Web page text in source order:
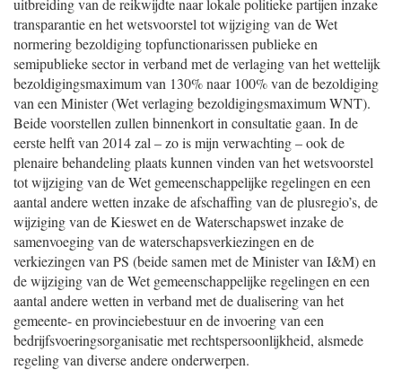
uitbreiding van de reikwijdte naar lokale politieke partijen inzake
transparantie en het wetsvoorstel tot wijziging van de Wet
normering bezoldiging topfunctionarissen publieke en
semipublieke sector in verband met de verlaging van het wettelijk
bezoldigingsmaximum van 130% naar 100% van de bezoldiging
van een Minister (Wet verlaging bezoldigingsmaximum WNT).
Beide voorstellen zullen binnenkort in consultatie gaan. In de
eerste helft van 2014 zal – zo is mijn verwachting – ook de
plenaire behandeling plaats kunnen vinden van het wetsvoorstel
tot wijziging van de Wet gemeenschappelijke regelingen en een
aantal andere wetten inzake de afschaffing van de plusregio’s, de
wijziging van de Kieswet en de Waterschapswet inzake de
samenvoeging van de waterschapsverkiezingen en de
verkiezingen van PS (beide samen met de Minister van I&M) en
de wijziging van de Wet gemeenschappelijke regelingen en een
aantal andere wetten in verband met de dualisering van het
gemeente- en provinciebestuur en de invoering van een
bedrijfsvoeringsorganisatie met rechtspersoonlijkheid, alsmede
regeling van diverse andere onderwerpen.